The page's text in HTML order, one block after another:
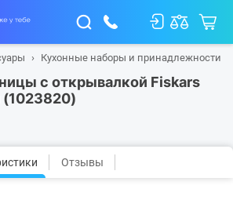
Кухонные наборы и принадлежности
с открывалкой Fiskars
(1023820)
Отзывы